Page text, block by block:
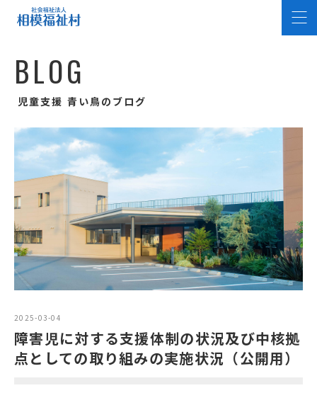
BLOG
児童支援 青い鳥のブログ
2025-03-04
障害児に対する支援体制の状況及び中核拠
点としての取り組みの実施状況（公開用）